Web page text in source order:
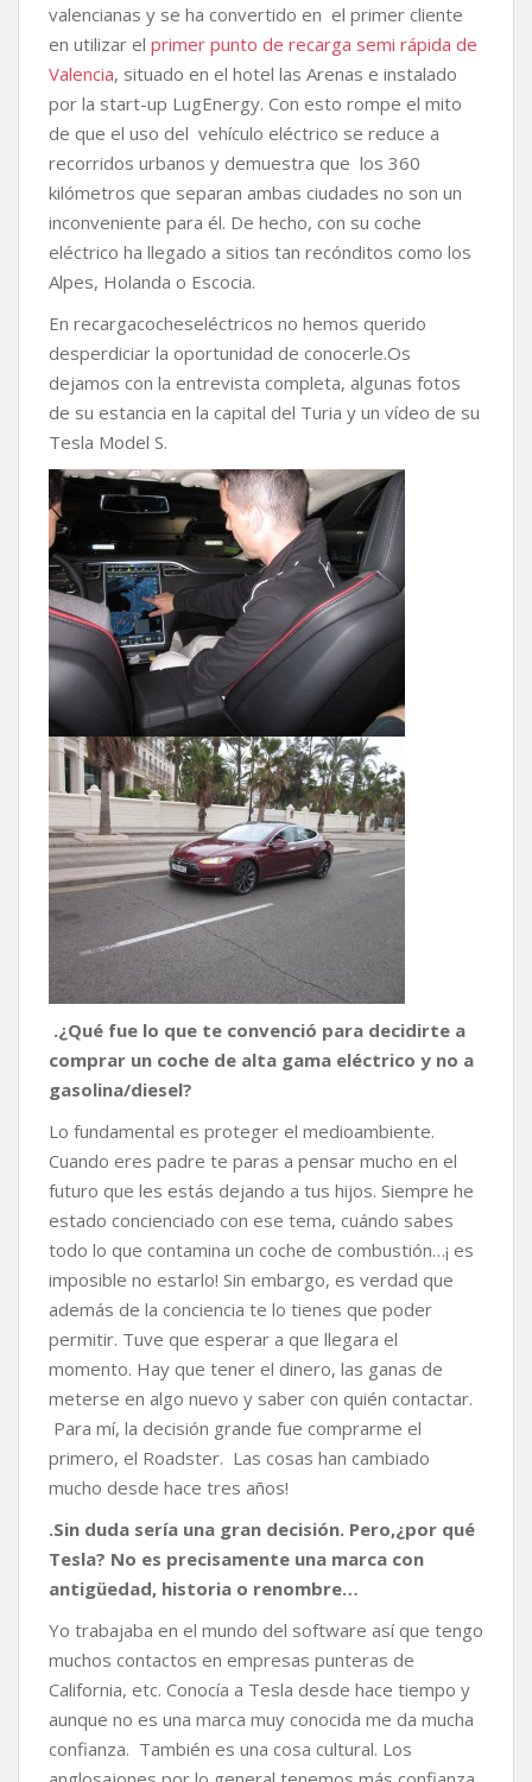
valencianas y se ha convertido en el primer cliente
en utilizar el primer punto de recarga semi rápida de
Valencia, situado en el hotel las Arenas e instalado
por la start-up LugEnergy. Con esto rompe el mito
de que el uso del vehículo eléctrico se reduce a
recorridos urbanos y demuestra que los 360
kilómetros que separan ambas ciudades no son un
inconveniente para él. De hecho, con su coche
eléctrico ha llegado a sitios tan recónditos como los
Alpes, Holanda o Escocia.
En recargacocheseléctricos no hemos querido
desperdiciar la oportunidad de conocerle.Os
dejamos con la entrevista completa, algunas fotos
de su estancia en la capital del Turia y un vídeo de su
Tesla Model S.
.¿Qué fue lo que te convenció para decidirte a
comprar un coche de alta gama eléctrico y no a
gasolina/diesel?
Lo fundamental es proteger el medioambiente.
Cuando eres padre te paras a pensar mucho en el
futuro que les estás dejando a tus hijos. Siempre he
estado concienciado con ese tema, cuándo sabes
todo lo que contamina un coche de combustión…¡ es
imposible no estarlo! Sin embargo, es verdad que
además de la conciencia te lo tienes que poder
permitir. Tuve que esperar a que llegara el
momento. Hay que tener el dinero, las ganas de
meterse en algo nuevo y saber con quién contactar.
Para mí, la decisión grande fue comprarme el
primero, el Roadster. Las cosas han cambiado
mucho desde hace tres años!
.Sin duda sería una gran decisión. Pero,¿por qué
Tesla? No es precisamente una marca con
antigüedad, historia o renombre…
Yo trabajaba en el mundo del software así que tengo
muchos contactos en empresas punteras de
California, etc. Conocía a Tesla desde hace tiempo y
aunque no es una marca muy conocida me da mucha
confianza. También es una cosa cultural. Los